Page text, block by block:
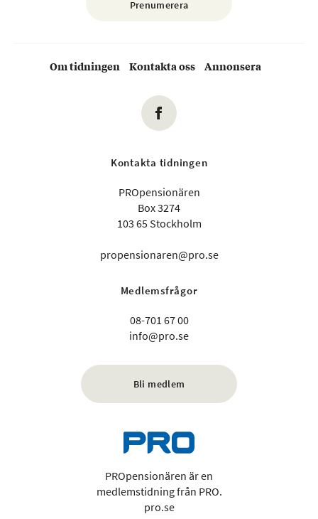
Om tidningen Kontakta oss Annonsera
Kontakta tidningen
PROpensionären
Box 3274
103 65 Stockholm
propensionaren@pro.se
Medlemsfrågor
08-701 67 00
info@pro.se
Bli medlem
PROpensionären är en
medlemstidning från PRO.
pro.se